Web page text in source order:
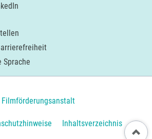
Sprache
Filmförderungsanstalt
Inhaltsverzeichnis Nach